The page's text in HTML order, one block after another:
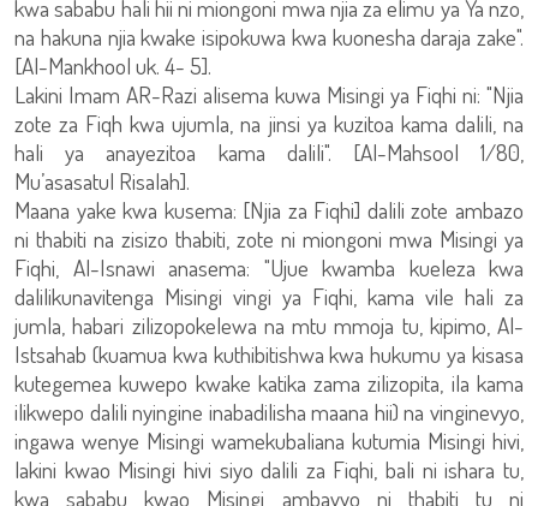
kwa sababu hali hii ni miongoni mwa njia za elimu ya Ya nzo,
na hakuna njia kwake isipokuwa kwa kuonesha daraja zake".
[Al-Mankhool uk. 4- 5].
Lakini Imam AR-Razi alisema kuwa Misingi ya Fiqhi ni: "Njia
zote za Fiqh kwa ujumla, na jinsi ya kuzitoa kama dalili, na
hali ya anayezitoa kama dalili". [Al-Mahsool 1/80,
Mu’asasatul Risalah].
Maana yake kwa kusema: [Njia za Fiqhi] dalili zote ambazo
ni thabiti na zisizo thabiti, zote ni miongoni mwa Misingi ya
Fiqhi, Al-Isnawi anasema: "Ujue kwamba kueleza kwa
dalilikunavitenga Misingi vingi ya Fiqhi, kama vile hali za
jumla, habari zilizopokelewa na mtu mmoja tu, kipimo, Al-
Istsahab (kuamua kwa kuthibitishwa kwa hukumu ya kisasa
kutegemea kuwepo kwake katika zama zilizopita, ila kama
ilikwepo dalili nyingine inabadilisha maana hii) na vinginevyo,
ingawa wenye Misingi wamekubaliana kutumia Misingi hivi,
lakini kwao Misingi hivi siyo dalili za Fiqhi, bali ni ishara tu,
kwa sababu kwao Misingi ambavyo ni thabiti tu ni